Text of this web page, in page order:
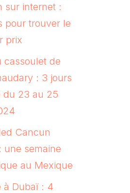
sur internet :
pour trouver le
prix
cassoulet de
: 3 jours
du 23 au 25
Cancun
une semaine
au Mexique
à Dubaï : 4